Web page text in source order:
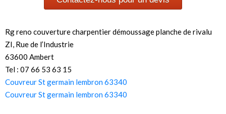
Rg reno couverture charpentier démoussage planche de rivalu
ZI, Rue de l’Industrie
63600 Ambert
Tel : 07 66 53 63 15
Couvreur St germain lembron 63340
Couvreur St germain lembron 63340